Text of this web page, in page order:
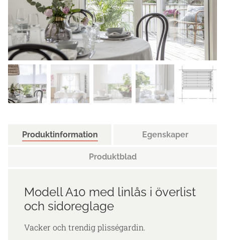
Produktinformation Egenskaper
Produktblad
Modell A10 med linlås i överlist
och sidoreglage
Vacker och trendig plisségardin.